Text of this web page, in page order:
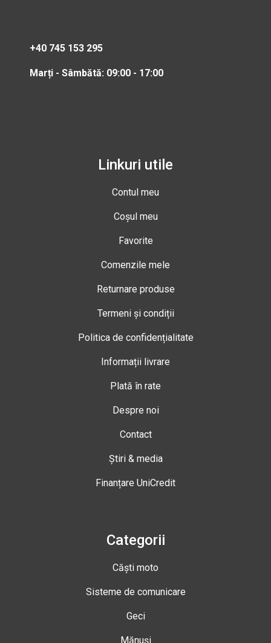
+40 745 153 295
Marți - Sâmbătă: 09:00 - 17:00
Linkuri utile
Contul meu
Coșul meu
Favorite
Comenzile mele
Returnare produse
Termeni și condiții
Politica de confidențialitate
Informații livrare
Plată în rate
Despre noi
Contact
Știri & media
Finanțare UniCredit
Categorii
Căști moto
Sisteme de comunicare
Geci
Mănuși